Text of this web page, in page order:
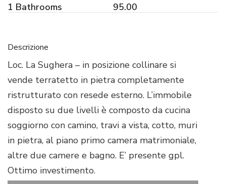
1 Bathrooms 95.00
Descrizione
Loc. La Sughera – in posizione collinare si
vende terratetto in pietra completamente
ristrutturato con resede esterno. L’immobile
disposto su due livelli è composto da cucina
soggiorno con camino, travi a vista, cotto, muri
in pietra, al piano primo camera matrimoniale,
altre due camere e bagno. E’ presente gpl.
Ottimo investimento.